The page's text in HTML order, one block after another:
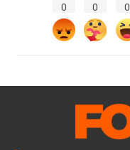
0 0 0